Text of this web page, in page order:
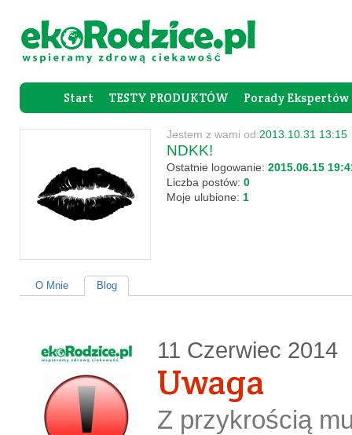
Start TESTY PRODUKTÓW Porady Ekspertów
Forum
Jestem z wami od:2013.10.31 13:15
NDKK!
Ostatnie logowanie: 2015.06.15
Liczba postów: 0
Moje ulubione: 1
O Mnie Blog
11 Czerwiec 2014
Uwaga
Z przykrością